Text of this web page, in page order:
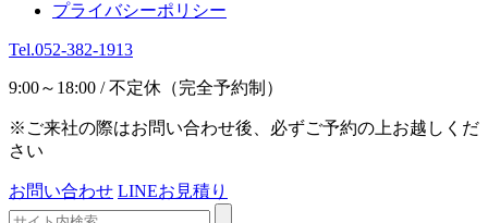
プライバシーポリシー
Tel.052-382-1913
9:00～18:00 / 不定休（完全予約制）
※ご来社の際はお問い合わせ後、必ずご予約の上お越しくだ
さい
お問い合わせ LINEお見積り